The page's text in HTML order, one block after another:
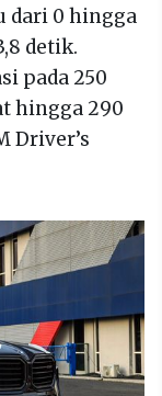
dari 0 hingga
detik.
pada 250
hingga 290
Driver’s